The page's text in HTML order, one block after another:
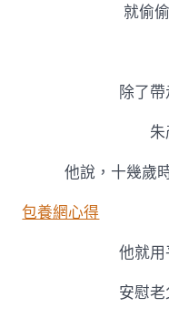
就偷
除了
朱
他說，十幾歲
包養網心得
他就
安慰